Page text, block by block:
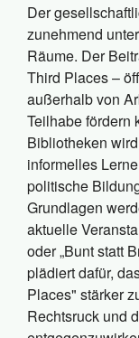
Der
zunehmend
Räume. Der
Third Places –
außerhalb von
Teilhabe fördern
Bibliotheken
informelles
politische
Grundlagen
aktuelle
oder „Bunt statt
plädiert dafür,
Places" stärker
Rechtsruck und